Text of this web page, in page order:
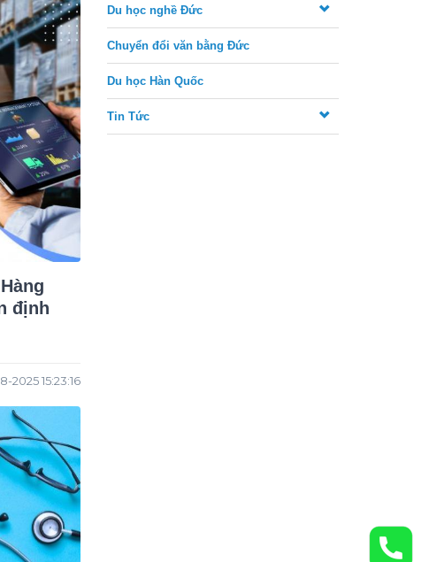
định
2025 15:23:16
Du học nghề Đức
Chuyển đổi văn bằng Đức
Du học Hàn Quốc
Tin Tức